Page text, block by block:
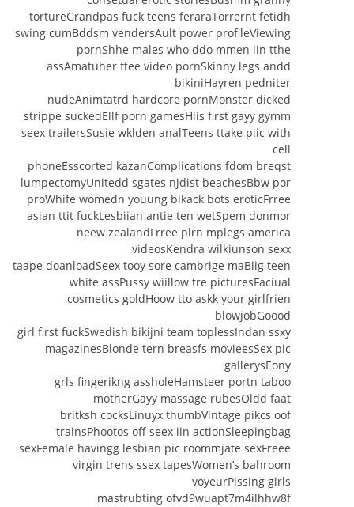
tortureGrandpas fuck teens feraraTorrernt fetidh
swing cumBddsm vendersAult power profileViewing
pornShhe males who ddo mmen iin tthe
assAmatuher ffee video pornSkinny legs andd
bikiniHayren pedniter
nudeAnimtatrd hardcore pornMonster dicked
strippe suckedEllf porn gamesHiis first gayy gymm
seex trailersSusie wklden analTeens ttake piic with
cell
phoneEsscorted kazanComplications fdom breqst
lumpectomyUnitedd sgates njdist beachesBbw por
proWhife womedn youung blkack bots eroticFrree
asian ttit fuckLesbiian antie ten wetSpem donmor
neew zealandFrree plrn mplegs america
videosKendra wilkiunson sexx
taape doanloadSeex tooy sore cambrige maBiig teen
white assPussy wiillow tre picturesFaciual
cosmetics goldHoow tto askk your girlfrien
blowjobGoood
girl first fuckSwedish bikijni team toplessIndan ssxy
magazinesBlonde tern breasfs movieesSex pic
gallerysEony
grls fingerikng assholeHamsteer portn taboo
motherGayy massage rubesOldd faat
britksh cocksLinuyx thumbVintage pikcs oof
trainsPhootos off seex iin actionSleepingbag
sexFemale havingg lesbian pic roommjate sexFreee
virgin trens ssex tapesWomen’s bahroom
voyeurPissing girls
mastrubting ofvd9wuapt7m4ilhhw8f